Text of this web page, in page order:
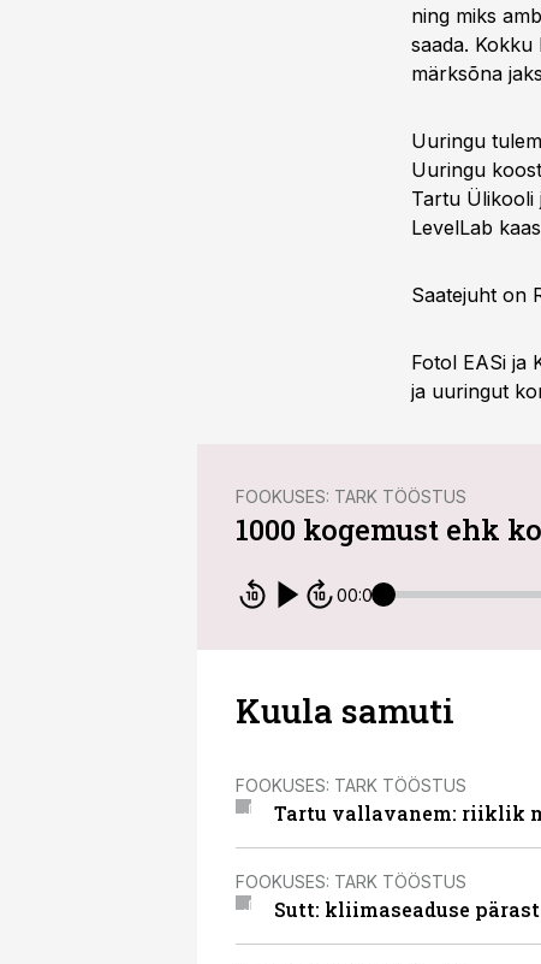
ning miks
saada.
märksõna
Uuringu
Uuringu
Tartu Ülikooli
LevelLab
Saatejuht on
Fotol EASi ja
ja uuringut
FOOKUSES: TARK TÖÖSTUS
1000 kogemust ehk
00:00
Kuula samuti
FOOKUSES: TARK TÖÖSTUS
Tartu vallavanem: riiklik
FOOKUSES: TARK TÖÖSTUS
Sutt: kliimaseaduse